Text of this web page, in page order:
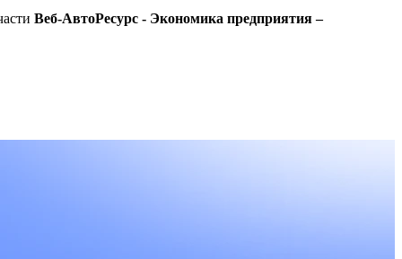
Веб-АвтоРесурс - Экономика предприятия –